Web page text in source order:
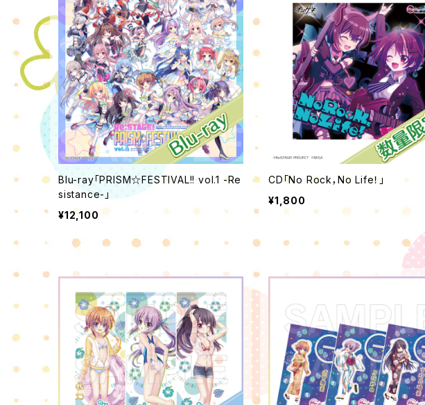
Blu-ray「PRISM☆FESTIVAL!! vol.1 -Re
sistance-」
¥12,100
CD「No Rock，No Life！」
¥1,800